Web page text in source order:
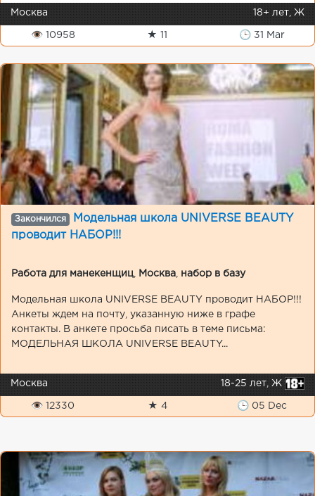
Москва 18+ лет, Ж
👁 10958 ★ 11 🕒 31 Mar
Закончился
Модельная школа UNIVERSE BEAUTY
проводит НАБОР!!!
Работа для манекенщиц Москва набор в базу
Модельная школа UNIVERSE BEAUTY проводит НАБОР!!!
Анкеты ждем на почту, указанную ниже в графе
контакты. В анкете просьба писать в теме письма:
МОДЕЛЬНАЯ ШКОЛА UNIVERSE BEAUTY...
Москва 18-25 лет, Ж
👁 12330 ★ 4 🕒 05 Dec